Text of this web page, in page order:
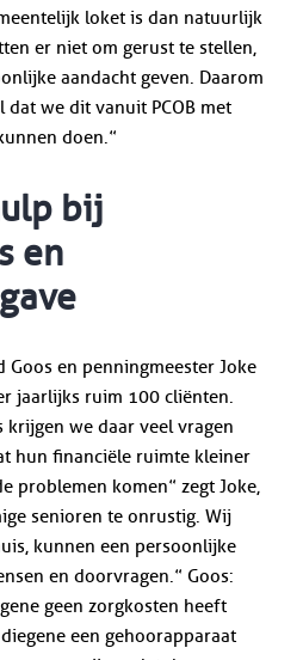
loket is dan natuurlijk
er niet om gerust te stellen,
aandacht geven. Daarom
we dit vanuit PCOB met
doen.”
bij
en
Goos en penningmeester Joke
jaarlijks ruim 100 cliënten.
krijgen we daar veel vragen
hun financiële ruimte kleiner
problemen komen” zegt Joke,
senioren te onrustig. Wij
kunnen een persoonlijke
en doorvragen.” Goos:
geen zorgkosten heeft
een gehoorapparaat